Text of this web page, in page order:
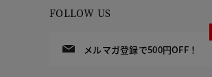
FOLLOW US
メルマガ登録で500円OFF！